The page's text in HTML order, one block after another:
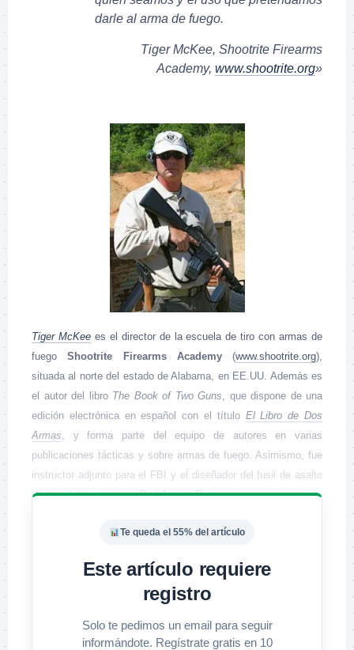
darle al arma de fuego.
Tiger McKee, Shootrite Firearms
Academy, www.shootrite.org»
Tiger McKeees el director de la escuela de tiro con armas de
fuegoShootrite Firearms Academy(www.shootrite.org),
situada al norte del estado de Alabama, en EE.UU. Además es
el autor del libro The Book of Two Guns , que dispone de una
edición electrónica en español con el título El Libro de Dos
Armas , y forma parte del equipo de autores en varias
publicaciones tácticas y sobre armas de fuego. Asimismo, fue
instructor adjunto para el FBI y el diseñador del fusil de asalto
“Katana”, fabricado porRed Jacket Firearms.
Te queda el 55% del artículo
Este artículo requiere
registro
Solo te pedimos un email para seguir
informándote. Regístrate gratis en 10